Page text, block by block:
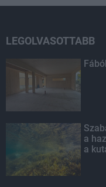
LEGOLVASOTTABB
a
a